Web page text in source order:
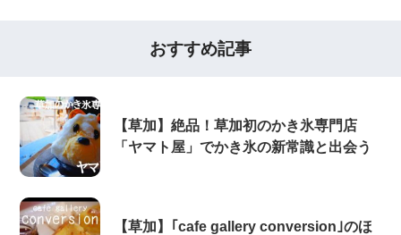
おすすめ記事
【草加】絶品！草加初のかき氷専門店
「ヤマト屋」でかき氷の新常識と出会う
【草加】｢cafe gallery conversion｣のほ